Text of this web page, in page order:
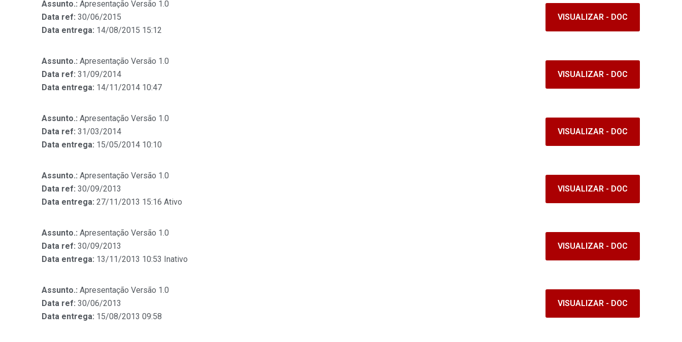
Assunto.: Apresentação Versão 1.0
Data ref: 30/06/2015
Data entrega: 14/08/2015 15:12
VISUALIZAR - DOC
Assunto.: Apresentação Versão 1.0
Data ref: 31/09/2014
Data entrega: 14/11/2014 10:47
VISUALIZAR - DOC
Assunto.: Apresentação Versão 1.0
Data ref: 31/03/2014
Data entrega: 15/05/2014 10:10
VISUALIZAR - DOC
Assunto.: Apresentação Versão 1.0
Data ref: 30/09/2013
Data entrega: 27/11/2013 15:16 Ativo
VISUALIZAR - DOC
Assunto.: Apresentação Versão 1.0
Data ref: 30/09/2013
Data entrega: 13/11/2013 10:53 Inativo
VISUALIZAR - DOC
Assunto.: Apresentação Versão 1.0
Data ref: 30/06/2013
Data entrega: 15/08/2013 09:58
VISUALIZAR - DOC